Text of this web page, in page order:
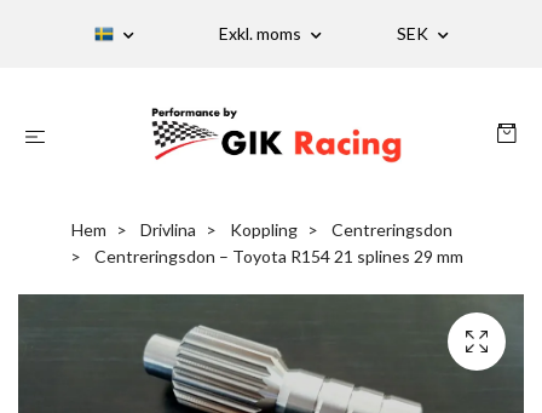
Exkl. moms SEK
Hem Drivlina Koppling
Centreringsdon
Centreringsdon – Toyota R154 21 splines 29 mm